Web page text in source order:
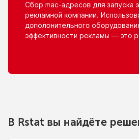
Сбор mac-адресов для запуска
рекламной компании.
дополонительного
эффективности рекламы — это
В Rstat вы найдёте